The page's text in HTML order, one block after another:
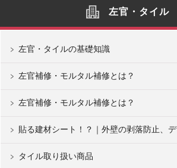
左官・タイル
左官・タイルの基礎知識
左官補修・モルタル補修とは？
左官補修・モルタル補修とは？
貼る建材シート！？｜外壁の剥落防止、
タイル取り扱い商品